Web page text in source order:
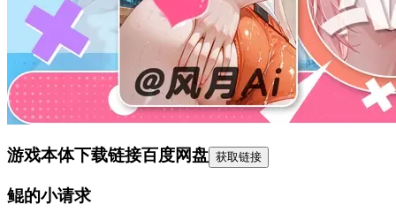
游戏本体下载链接百度网盘 获取链接
鲲的小请求